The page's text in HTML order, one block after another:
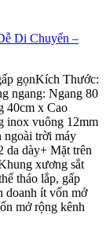
gọnKích Thước:
ngang: Ngang 80
40cm x Cao
inox vuông 12mm
ngoài trời máy
da dày+ Mặt trên
xương sắt
tháo lắp, gấp
doanh ít vốn mở
mở rộng kênh